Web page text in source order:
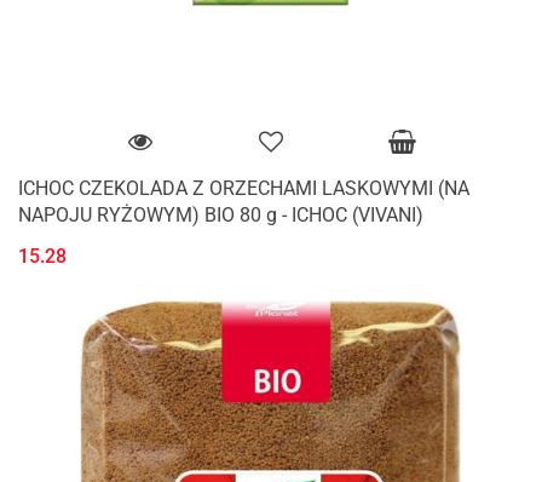
ICHOC CZEKOLADA Z ORZECHAMI LASKOWYMI (NA
NAPOJU RYŻOWYM) BIO 80 g - ICHOC (VIVANI)
15.28